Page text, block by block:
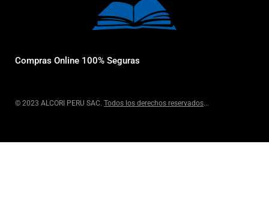
Compras Online 100% Seguras
© 2023 ALCORI PERU SAC. Todos los derechos reservados...